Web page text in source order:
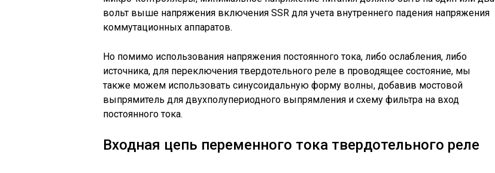
вольт выше напряжения включения SSR для учета внутреннего падения напряжения
коммутационных аппаратов.
Но помимо использования напряжения постоянного тока, либо ослабления, либо
источника, для переключения твердотельного реле в проводящее состояние, мы
также можем использовать синусоидальную форму волны, добавив мостовой
выпрямитель для двухполупериодного выпрямления и схему фильтра на вход
постоянного тока.
Входная цепь переменного тока твердотельного реле